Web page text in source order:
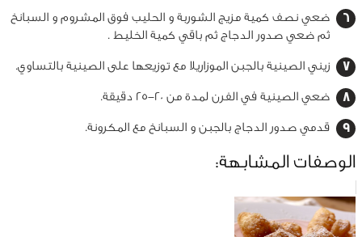
ضعي نصف كمية مزيج الشوربة و الحليب فوق المشروم و السبانخ
ثم ضعي صدور الدجاج ثم باقي كمية الخليط .
زيني الصينية بالجبن الموزاريلا مع توزيعها على الصينية بالتساوي.
ضعي الصينية في الفرن لمدة من 20-25 دقيقة.
قدمي صدور الدجاج بالجبن و السبانخ مع المكرونة.
الوصفات المشابهة: